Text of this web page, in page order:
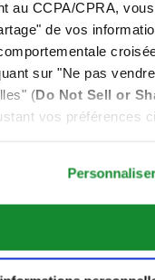
au CCPA/CPRA,
de vos
sur "Ne pas
(Do Not Sell or
vos préférences